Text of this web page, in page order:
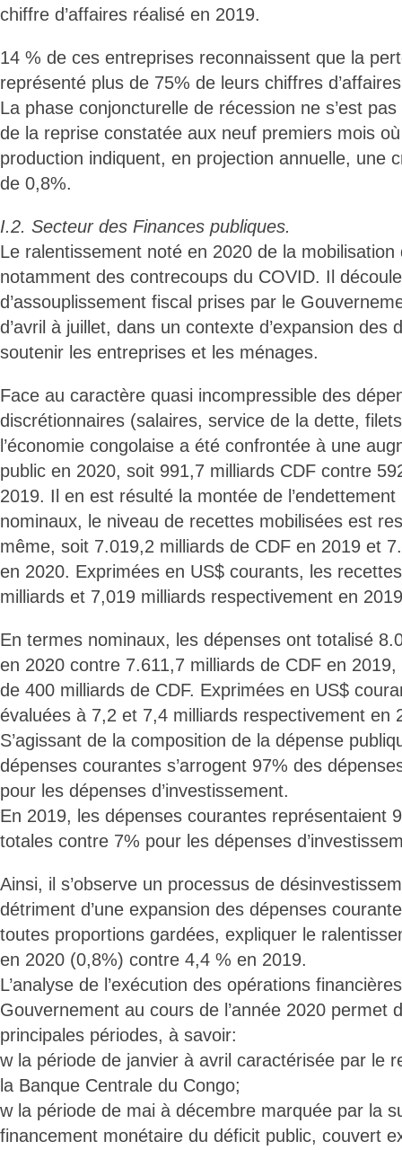
chiffre d’affaires réalisé en 2019.
14 % de ces entreprises reconnaissent que la
représenté plus de 75% de leurs chiffres
La phase conjoncturelle de récession ne s’est
de la reprise constatée aux neuf premiers mois
production indiquent, en projection annuelle, une
de 0,8%.
I.2. Secteur des Finances publiques.
Le ralentissement noté en 2020 de la
notamment des contrecoups du COVID. Il
d’assouplissement fiscal prises par le
d’avril à juillet, dans un contexte d’expansion des
soutenir les entreprises et les ménages.
Face au caractère quasi incompressible des
discrétionnaires (salaires, service de la dette,
l’économie congolaise a été confrontée à une
public en 2020, soit 991,7 milliards CDF contre
2019. Il en est résulté la montée de
nominaux, le niveau de recettes mobilisées est
même, soit 7.019,2 milliards de CDF en 2019 et
en 2020. Exprimées en US$ courants, les
milliards et 7,019 milliards respectivement en
En termes nominaux, les dépenses ont totalisé
en 2020 contre 7.611,7 milliards de CDF en 2019,
de 400 milliards de CDF. Exprimées en US$
évaluées à 7,2 et 7,4 milliards respectivement en
S’agissant de la composition de la dépense
dépenses courantes s’arrogent 97% des
pour les dépenses d’investissement.
En 2019, les dépenses courantes représentaient
totales contre 7% pour les dépenses
Ainsi, il s’observe un processus de
détriment d’une expansion des dépenses
toutes proportions gardées, expliquer le
en 2020 (0,8%) contre 4,4 % en 2019.
L’analyse de l’exécution des opérations
Gouvernement au cours de l’année 2020 permet
principales périodes, à savoir:
w la période de janvier à avril caractérisée par le
la Banque Centrale du Congo;
w la période de mai à décembre marquée par la
financement monétaire du déficit public, couvert